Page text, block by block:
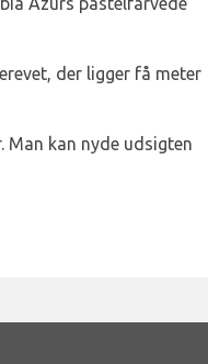
der ligger få meter
kan nyde udsigten